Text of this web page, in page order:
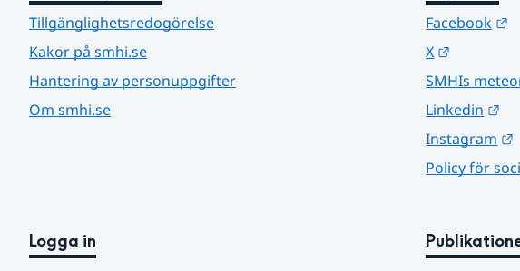
Tillgänglighetsredogörelse
Kakor på smhi.se
Hantering av personuppgifter
Om smhi.se
Facebook
X
SMHIs
Linkedin
Instagram
Policy för
Logga in